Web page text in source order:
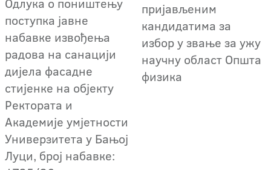
поступка јавне
набавке извођења
радова на санацији
дијела фасадне
стијенке на објекту
Ректората и
Академије умјетности
Универзитета у Бањој
Луци, број набавке:
пријављеним
кандидатима за
избор у звање за ужу
научну област Општа
физика